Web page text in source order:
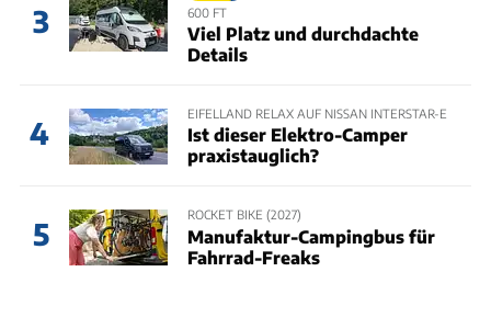
3
600 FT
Viel Platz und durchdachte
Details
4
EIFELLAND RELAX AUF NISSAN INTERSTAR-E
Ist dieser Elektro-Camper
praxistauglich?
5
ROCKET BIKE (2027)
Manufaktur-Campingbus für
Fahrrad-Freaks